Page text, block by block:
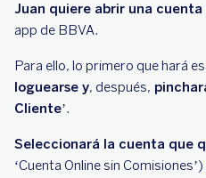
Juan quiere abrir una cuenta
app de BBVA.
Para ello, lo primero que hará es
loguearse y, después,
Cliente’.
Seleccionará la cuenta que
‘Cuenta Online sin Comisiones’)